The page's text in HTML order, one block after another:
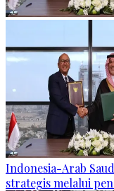
Indonesia-Arab
strategis melalui